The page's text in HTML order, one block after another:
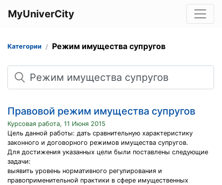
MyUniverCity
Категории Режим имущества супругов
Поиск
Правовой режим имущества супругов
Курсовая работа, 11 Июня 2015
Цель данной работы: дать сравнительную характеристику
законного и договорного режимов имущества супругов.
Для достижения указанных цели были поставлены следующие
задачи:
выявить уровень нормативного регулирования и
правоприменительной практики в сфере имущественных